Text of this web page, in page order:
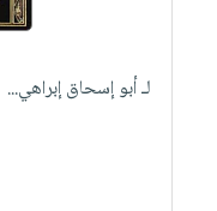
لـ أبو إسحاق إبراهي...